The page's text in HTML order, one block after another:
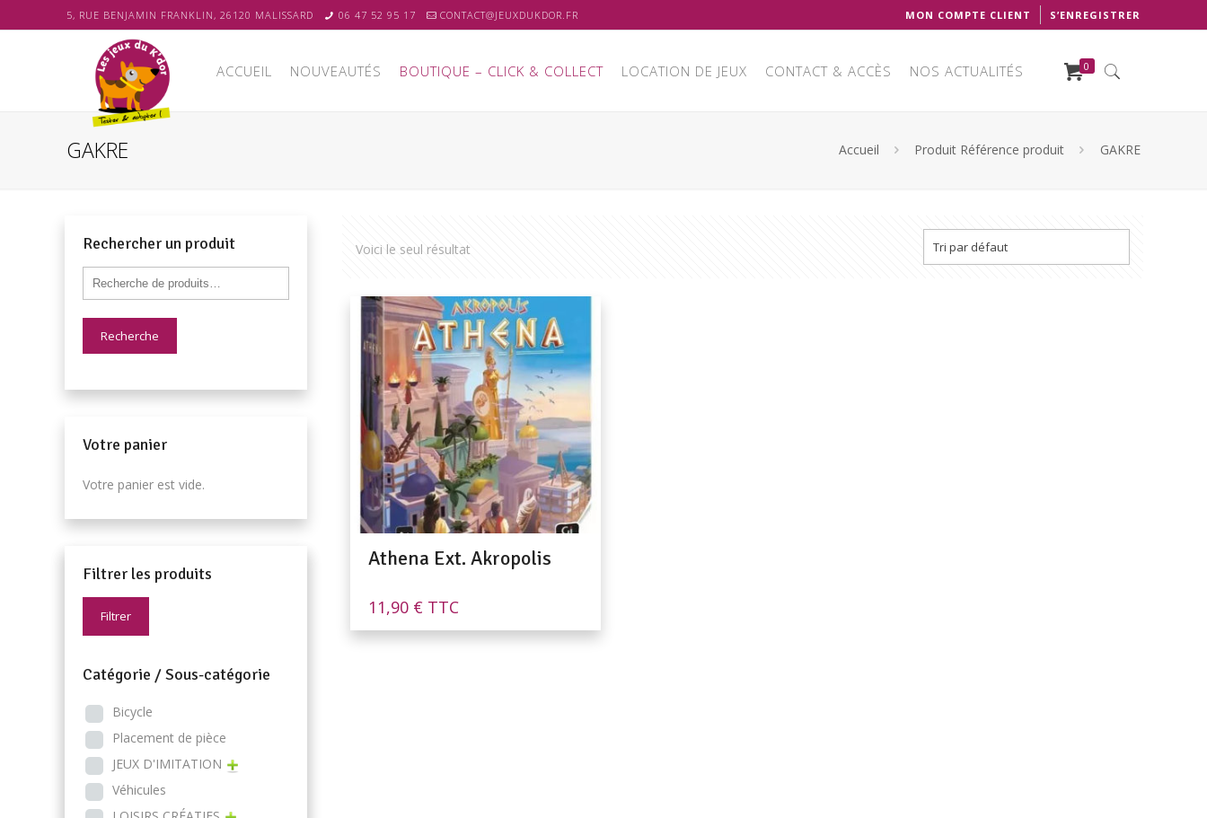
5, RUE BENJAMIN FRANKLIN, 26120 MALISSARD 06 47 52 95 17 CONTACT@JEUXDUKDOR.FR MON COMPTE CLIENT S’ENREGISTRER
ACCUEIL NOUVEAUTÉS BOUTIQUE – CLICK & COLLECT LOCATION DE JEUX CONTACT & ACCÈS NOS ACTUALITÉS 0
GAKRE Accueil Produit Référence produit GAKRE
Voici le seul résultat
Athena Ext. Akropolis
11,90 € TTC
Rechercher un produit
Recherche
Votre panier
Votre panier est vide.
Filtrer les produits
Filtrer
Catégorie / Sous-catégorie
Bicycle
Placement de pièce
JEUX D'IMITATION
Véhicules